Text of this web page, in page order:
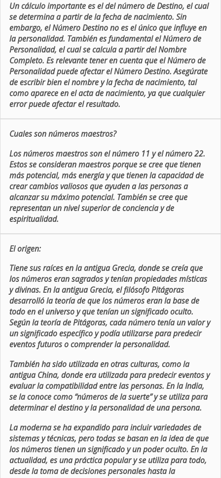
Un cálculo importante es el del número de Destino, el cual
se determina a partir de la fecha de nacimiento. Sin
embargo, el Número Destino no es el único que influye en
la personalidad. También es fundamental el Número de
Personalidad, el cual se calcula a partir del Nombre
Completo. Es relevante tener en cuenta que el Número de
Personalidad puede afectar el Número Destino. Asegúrate
de escribir bien el nombre y la fecha de nacimiento, tal
como aparece en el acta de nacimiento, ya que cualquier
error puede afectar el resultado.
Cuales son números maestros?
Los números maestros son el número 11 y el número 22.
Estos se consideran maestros porque se cree que tienen
más potencial, más energía y que tienen la capacidad de
crear cambios valiosos que ayuden a las personas a
alcanzar su máximo potencial. También se cree que
representan un nivel superior de conciencia y de
espiritualidad.
El origen:
Tiene sus raíces en la antigua Grecia, donde se creía que
los números eran sagrados y tenían propiedades místicas
y divinas. En la antigua Grecia, el filósofo Pitágoras
desarrolló la teoría de que los números eran la base de
todo en el universo y que tenían un significado oculto.
Según la teoría de Pitágoras, cada número tenía un valor y
un significado específico y podía utilizarse para predecir
eventos futuros o comprender la personalidad.
También ha sido utilizada en otras culturas, como la
antigua China, donde era utilizada para predecir eventos y
evaluar la compatibilidad entre las personas. En la India,
se la conoce como “números de la suerte” y se utiliza para
determinar el destino y la personalidad de una persona.
La moderna se ha expandido para incluir variedades de
sistemas y técnicas, pero todas se basan en la idea de que
los números tienen un significado y un poder oculto. En la
actualidad, es una práctica popular y se utiliza para todo,
desde la toma de decisiones personales hasta la